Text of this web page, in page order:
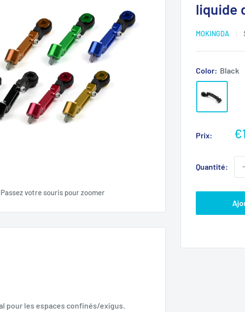
Passez votre souris pour zoomer
liquide
MOKINGDA
Color: Black
Prix:
Quantité:
pour les espaces confinés/exigus.